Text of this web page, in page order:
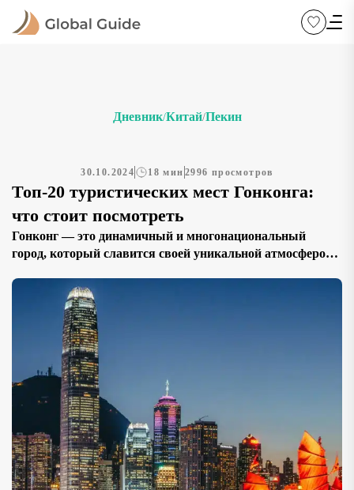
Дневник/Китай/Пекин
30.10.2024 18 мин 2996 просмотров
Топ-20 туристических мест Гонконга:
что стоит посмотреть
Гонконг — это динамичный и многонациональный
город, который славится своей уникальной атмосферой,
найдете высокие небоскребы, уютные улочки с
традиционными магазинами, а также множество
культурных и природных достопримечательностей.
Гонконг предлагает разнообразие кулинарных изысков,
от уличной еды до изысканных ресторанов, что делает
его настоящим раем для гурманов. Этот город также […]